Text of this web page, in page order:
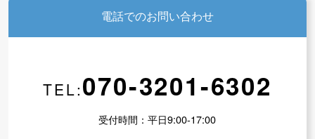
電話でのお問い合わせ
TEL:070-3201-6302
受付時間：平日9:00-17:00